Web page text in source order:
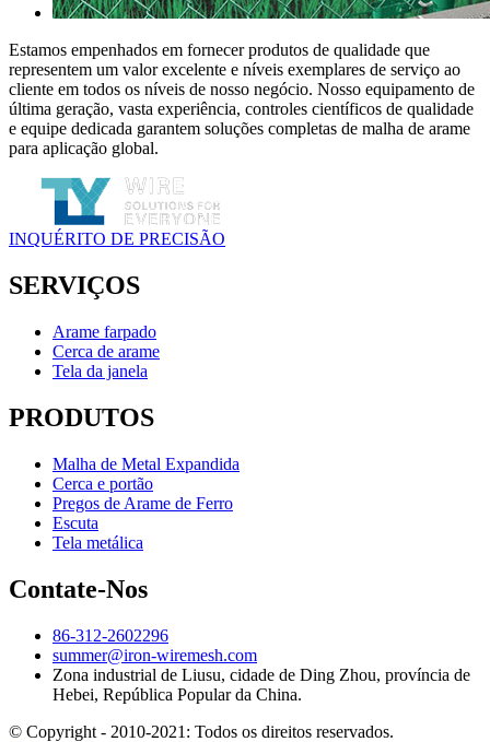
Estamos empenhados em fornecer produtos de qualidade que
representem um valor excelente e níveis exemplares de serviço ao
cliente em todos os níveis de nosso negócio. Nosso equipamento de
última geração, vasta experiência, controles científicos de qualidade
e equipe dedicada garantem soluções completas de malha de arame
para aplicação global.
INQUÉRITO DE PRECISÃO
SERVIÇOS
Arame farpado
Cerca de arame
Tela da janela
PRODUTOS
Malha de Metal Expandida
Cerca e portão
Pregos de Arame de Ferro
Escuta
Tela metálica
Contate-Nos
86-312-2602296
summer@iron-wiremesh.com
Zona industrial de Liusu, cidade de Ding Zhou, província de
Hebei, República Popular da China.
© Copyright - 2010-2021: Todos os direitos reservados.